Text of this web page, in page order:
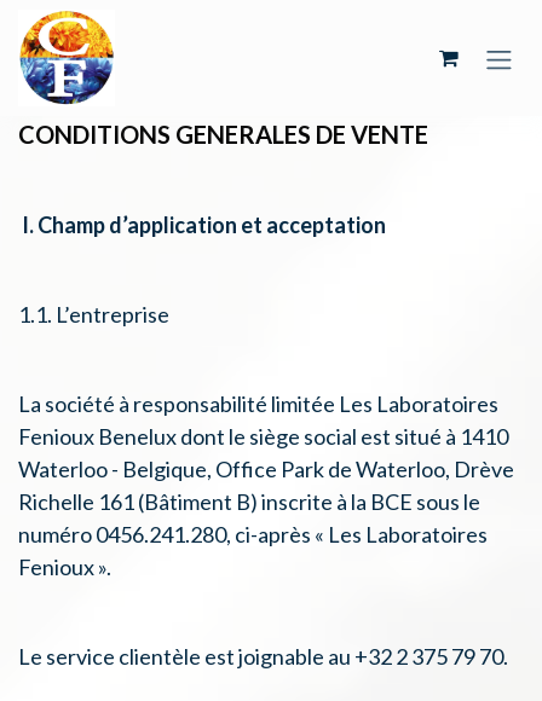
Se rendre au contenu
CONDITIONS GENERALES DE VENTE
I. Champ d’application et acceptation
1.1. L’entreprise
La société à responsabilité limitée Les Laboratoires
Fenioux Benelux dont le siège social est situé à 1410
Waterloo - Belgique, Office Park de Waterloo, Drève
Richelle 161 (Bâtiment B) inscrite à la BCE sous le
numéro 0456.241.280, ci-après « Les Laboratoires
Fenioux ».
Le service clientèle est joignable au +32 2 375 79 70.